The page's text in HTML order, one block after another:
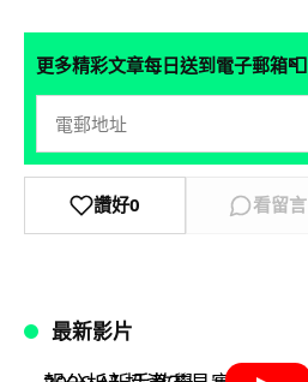
更多精彩文章每日送到電子郵箱📮
讚好0 看留言
最新影片